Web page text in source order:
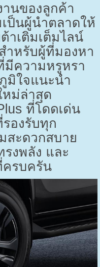
านของลูกค้า
ป็นผู้นำตลาดให้
าเติมเต็มไลน์
ำหรับผู้ที่มองหา
มีความหรูหรา
มิใจแนะนำ
หม่ล่าสุด
ที่โดดเด่น
องรับทุก
สะดวกสบาย
งพลัง และ
รบครัน